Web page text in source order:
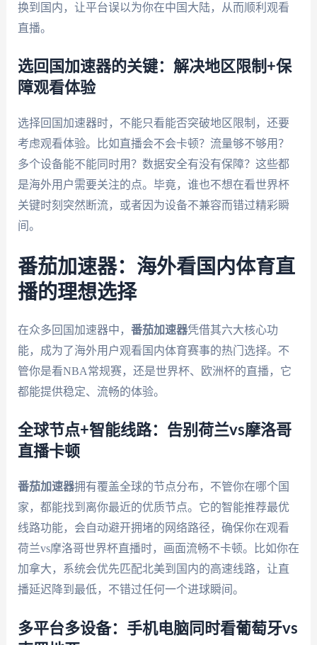
换到国内，让平台误以为你在中国大陆，从而顺利观看
直播。
选回国加速器的关键：解决地区限制+保
障观看体验
选择回国加速器时，不能只看能否突破地区限制，还要
考虑观看体验。比如直播会不会卡顿？流量够不够用？
多个设备能不能同时用？数据安全有没有保障？这些都
是海外用户需要关注的点。毕竟，谁也不想在看世界杯
关键时刻突然断流，或者因为设备不兼容而错过精彩瞬
间。
番茄加速器：海外看国内体育直
播的理想选择
在众多回国加速器中， 番茄加速器凭借其六大核心功
能，成为了海外用户观看国内体育赛事的热门选择。不
管你是看NBA常规赛，还是世界杯、欧洲杯的直播，它
都能提供稳定、流畅的体验。
全球节点+智能线路：告别荷兰vs摩洛哥
直播卡顿
番茄加速器拥有覆盖全球的节点分布，不管你在哪个国
家，都能找到离你最近的优质节点。它的智能推荐最优
线路功能，会自动避开拥堵的网络路径，确保你在观看
荷兰vs摩洛哥世界杯直播时，画面流畅不卡顿。比如你在
加拿大，系统会优先匹配北美到国内的高速线路，让直
播延迟降到最低，不错过任何一个进球瞬间。
多平台多设备：手机电脑同时看葡萄牙vs